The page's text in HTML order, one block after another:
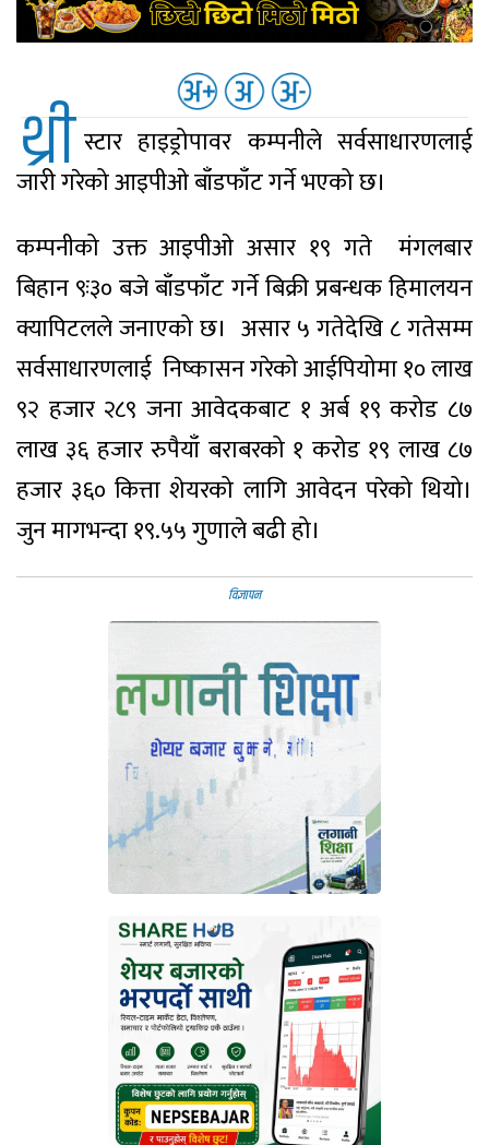
थ्री स्टार हाइड्रोपावर कम्पनीले सर्वसाधारणलाई
जारी गरेको आइपीओ बाँडफाँट गर्ने भएको छ।
कम्पनीको उक्त आइपीओ असार १९ गते मंगलबार
बिहान ९ः३० बजे बाँडफाँट गर्ने बिक्री प्रबन्धक हिमालयन
क्यापिटलले जनाएको छ। असार ५ गतेदेखि ८ गतेसम्म
सर्वसाधारणलाई निष्कासन गरेको आईपियोमा १० लाख
९२ हजार २८९ जना आवेदकबाट १ अर्ब १९ करोड ८७
लाख ३६ हजार रुपैयाँ बराबरको १ करोड १९ लाख ८७
हजार ३६० कित्ता शेयरको लागि आवेदन परेको थियो।
जुन मागभन्दा १९.५५ गुणाले बढी हो।